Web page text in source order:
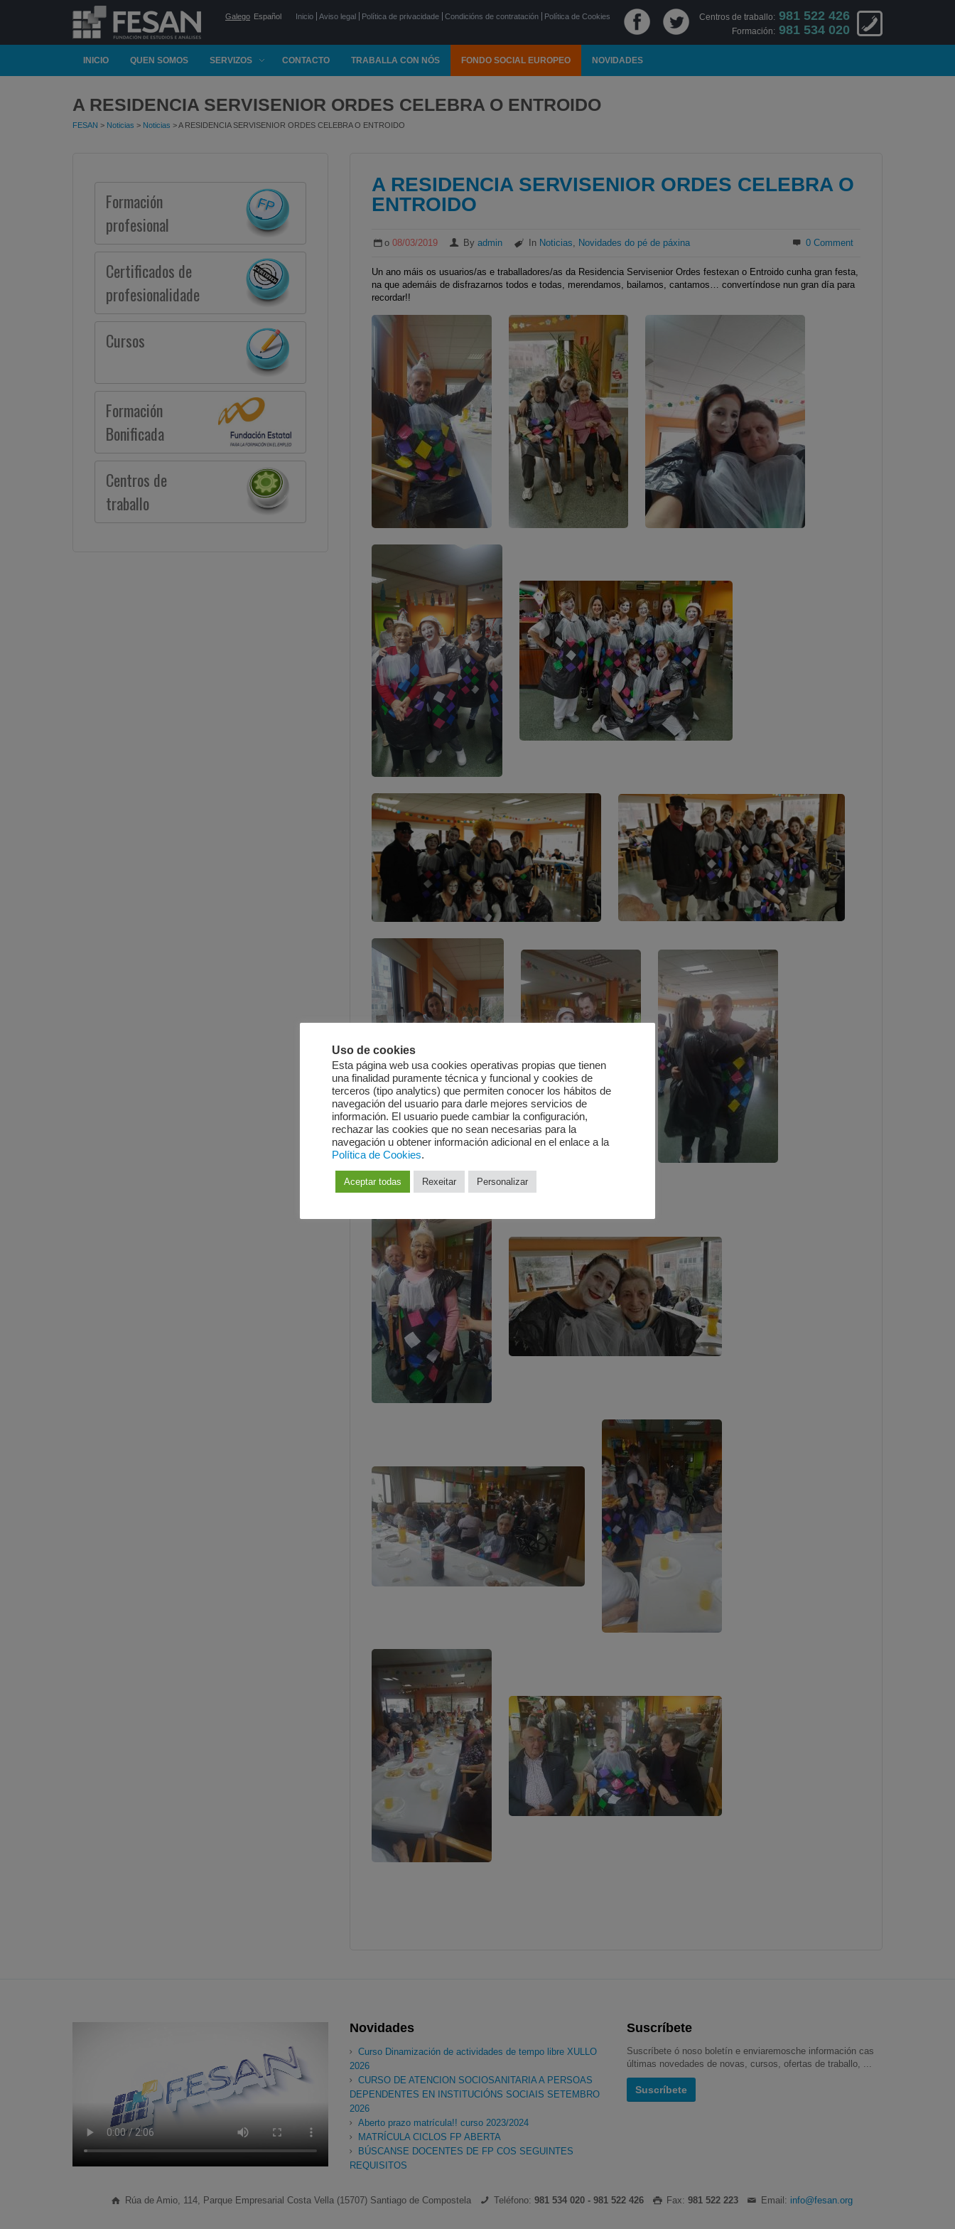
Galego Español Inicio Aviso legal Política de privacidade Condicións de contratación Política de Cookies Centros de traballo: 981 522 426
Formación: 981 534 020
INICIO QUEN SOMOS SERVIZOS CONTACTO TRABALLA CON NÓS FONDO SOCIAL EUROPEO NOVIDADES
A RESIDENCIA SERVISENIOR ORDES CELEBRA O ENTROIDO
FESAN > Noticias > Noticias > A RESIDENCIA SERVISENIOR ORDES CELEBRA O ENTROIDO
A RESIDENCIA SERVISENIOR ORDES CELEBRA O
ENTROIDO
o08/03/2019 Byadmin In Noticias, Novidades do pé de páxina 0 Comment
Un ano máis os usuarios/as e traballadores/as da Residencia Servisenior Ordes festexan o Entroido cunha gran festa,
na que ademáis de disfrazarnos todos e todas, merendamos, bailamos, cantamos… convertíndose nun gran día para
recordar!!
Formación
profesional
Certificados de
profesionalidade
Cursos
Formación
Bonificada
Centros de
traballo
Novidades
Curso Dinamización de actividades de tempo libre XULLO
2026
CURSO DE ATENCION SOCIOSANITARIA A PERSOAS
DEPENDENTES EN INSTITUCIÓNS SOCIAIS SETEMBRO
2026
Aberto prazo matrícula!! curso 2023/2024
MATRÍCULA CICLOS FP ABERTA
BÚSCANSE DOCENTES DE FP COS SEGUINTES
REQUISITOS
Suscríbete
Suscríbete ó noso boletín e enviaremosche información cas
últimas novedades de novas, cursos, ofertas de traballo, ...
Suscríbete
Rúa de Amio, 114, Parque Empresarial Costa Vella (15707) Santiago de Compostela Teléfono: 981 534 020 - 981 522 426 Fax:981 522 223 Email: info@fesan.org
Uso de cookies
Esta página web usa cookies operativas propias que tienen
una finalidad puramente técnica y funcional y cookies de
terceros (tipo analytics) que permiten conocer los hábitos de
navegación del usuario para darle mejores servicios de
información. El usuario puede cambiar la configuración,
rechazar las cookies que no sean necesarias para la
navegación u obtener información adicional en el enlace a la
Política de Cookies.
Aceptar todas Rexeitar Personalizar